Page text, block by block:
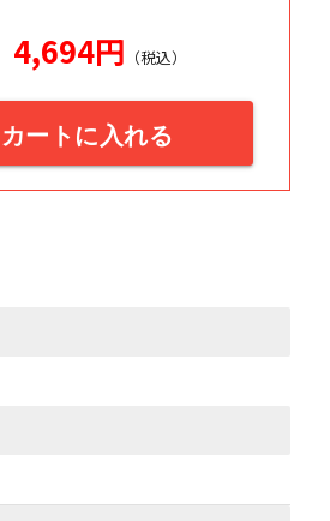
4,694円 （税込）
カートに入れる